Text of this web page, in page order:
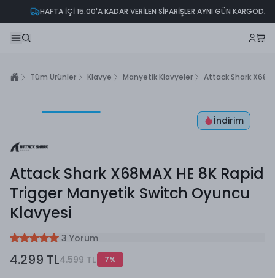
HAFTA İÇİ 15.00'A KADAR VERİLEN SİPARİŞLER AYNI GÜN KARGODA!
Tüm Ürünler Klavye Manyetik Klavyeler Attack Shark
İndirim
Attack Shark X68MAX HE 8K Rapid
Trigger Manyetik Switch Oyuncu
Klavyesi
3 Yorum
4.299 TL4.599 TL 7%